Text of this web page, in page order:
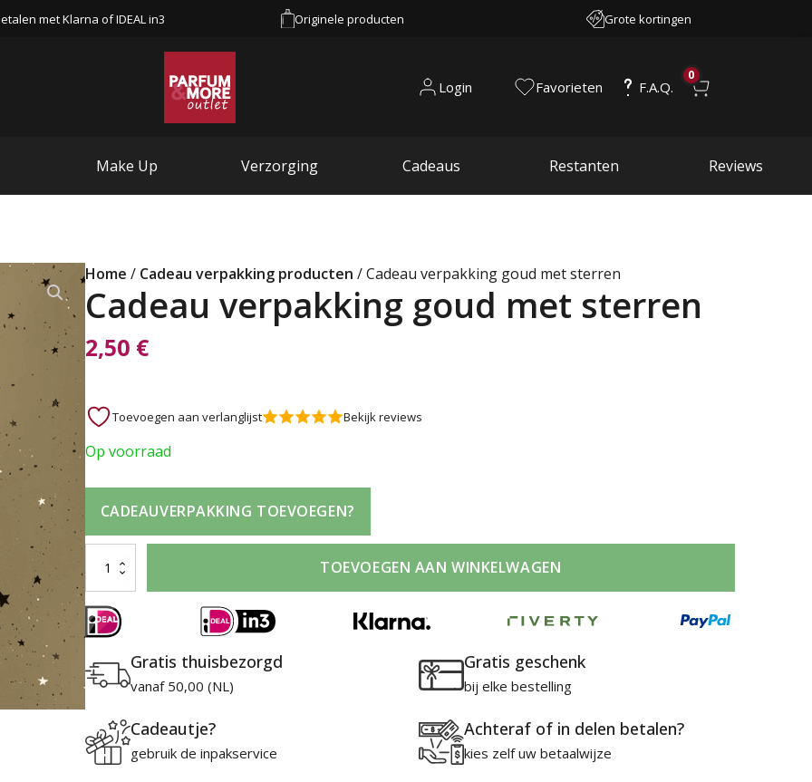
met Klarna of IDEAL in3 Originele producten Grote kortingen
Login Favorieten F.A.Q.
0
Make Up Verzorging Cadeaus Restanten Reviews
Home / Cadeau verpakking producten / Cadeau verpakking goud met sterren
Cadeau verpakking goud met sterren
2,50 €
Toevoegen aan verlanglijst Bekijk reviews
Op voorraad
CADEAUVERPAKKING TOEVOEGEN?
Cadeau
goud
met
aantal
TOEVOEGEN AAN WINKELWAGEN
Gratis thuisbezorgd
vanaf 50,00 (NL)
Gratis geschenk
bij elke bestelling
Cadeautje?
gebruik de inpakservice
Achteraf of in delen betalen?
kies zelf uw betaalwijze